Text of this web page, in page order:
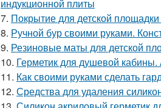
индукционной плиты
7. Покрытие для детской
8. Ручной бур своими руками.
9. Резиновые маты для детской
10. Герметик для душевой
11. Как своими руками сделать
12. Средства для удаления